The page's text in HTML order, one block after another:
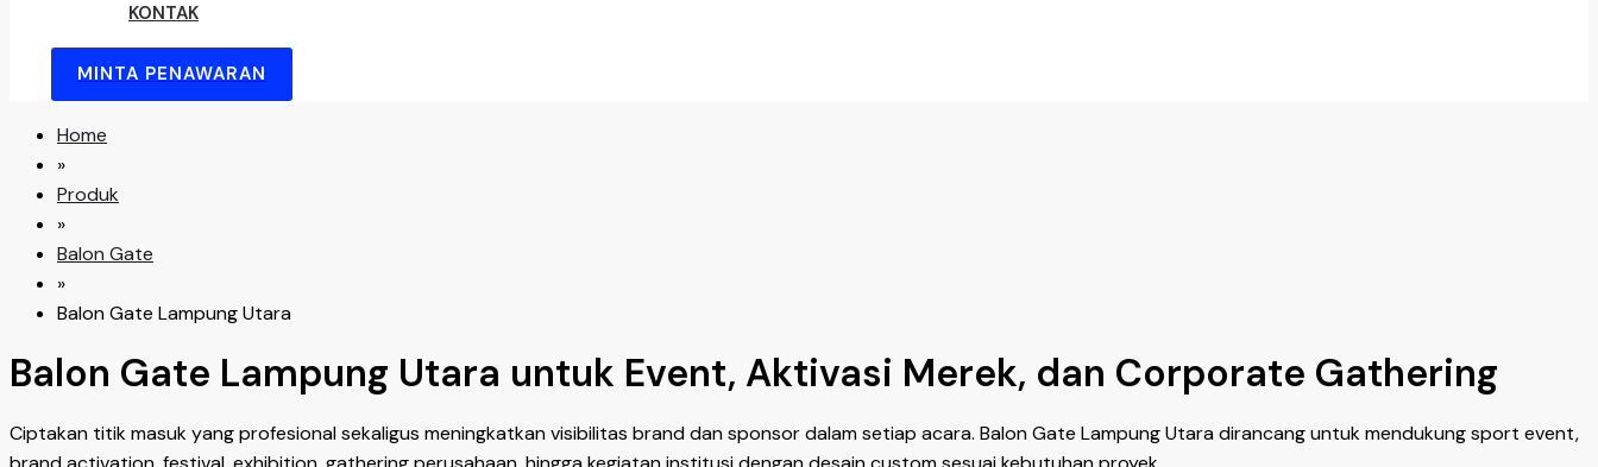
KONTAK
MINTA PENAWARAN
Home
»
Produk
»
Balon Gate
»
Balon Gate Lampung Utara
Balon Gate Lampung Utara untuk Event, Aktivasi Merek, dan Corporate Gathering
Ciptakan titik masuk yang profesional sekaligus meningkatkan visibilitas brand dan sponsor dalam setiap acara. Balon Gate Lampung Utara dirancang untuk mendukung sport event,